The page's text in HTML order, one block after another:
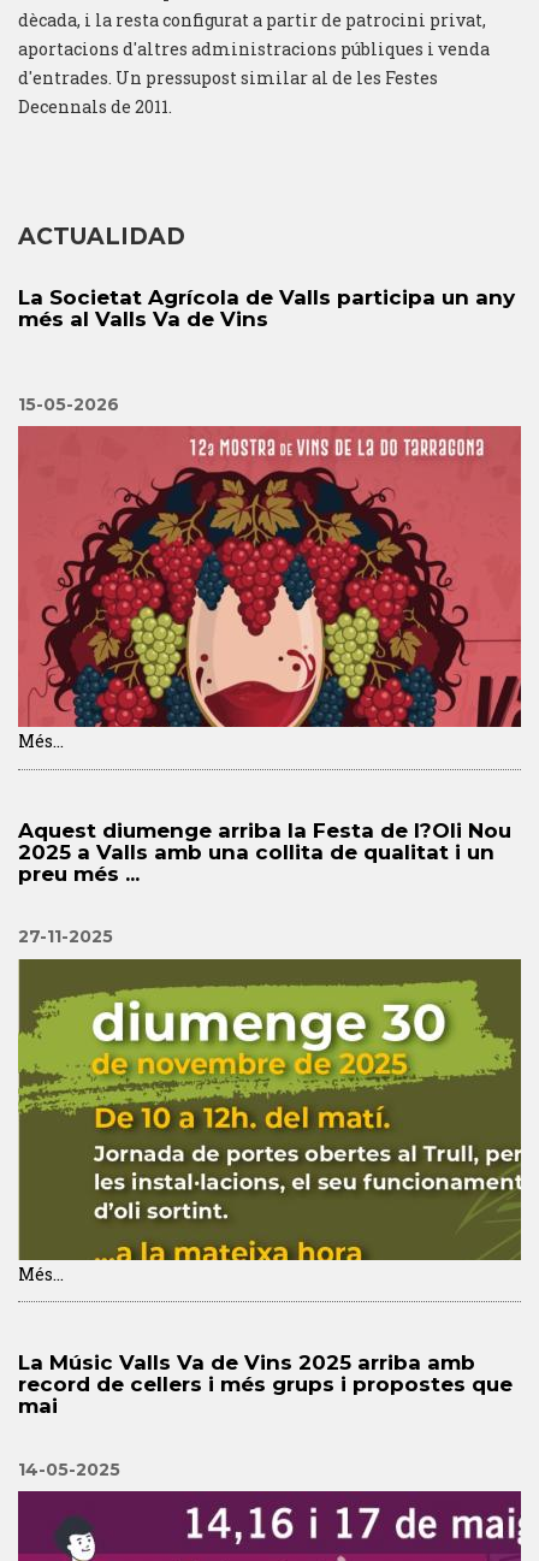
dècada, i la resta configurat a partir de patrocini privat,
aportacions d'altres administracions públiques i venda
d'entrades. Un pressupost similar al de les Festes
Decennals de 2011.
ACTUALIDAD
La Societat Agrícola de Valls participa un any
més al Valls Va de Vins
15-05-2026
Més...
Aquest diumenge arriba la Festa de l?Oli Nou
2025 a Valls amb una collita de qualitat i un
preu més ...
27-11-2025
Més...
La Músic Valls Va de Vins 2025 arriba amb
record de cellers i més grups i propostes que
mai
14-05-2025